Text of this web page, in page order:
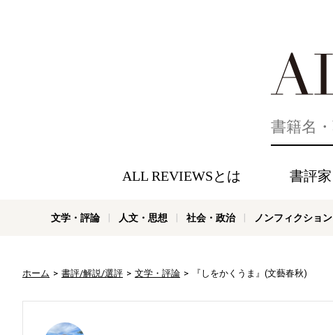
ALL REVIEWSとは 書評家
文学・評論 人文・思想 社会・政治 ノンフィクション
ホーム 書評/解説/選評 文学・評論 『しをかくうま』(文藝春秋)